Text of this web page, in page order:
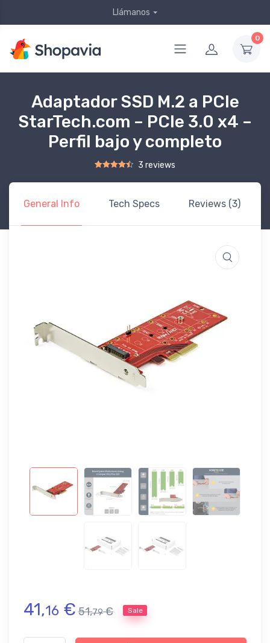
Llámanos
0
Adaptador SSD M.2 a PCIe
StarTech.com – PCIe 3.0 x4 –
Perfil bajo y completo
Rated4.50out of 5 based on
2 customer ratings
3 reviews
General Info Tech Specs Reviews (3)
41,16 € 51,79 € Sale